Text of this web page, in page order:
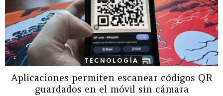
TECNOLOGÍA
Aplicaciones permiten escanear códigos QR
guardados en el móvil sin cámara